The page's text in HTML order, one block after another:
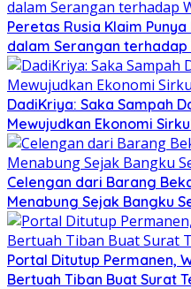
Peretas Rusia Klaim
dalam Serangan terhadap
DadiKriya: Saka Sampah
Mewujudkan Ekonomi
Celengan dari Barang
Menabung Sejak Bangku
Portal Ditutup Permanen,
Bertuah Tiban Buat Surat